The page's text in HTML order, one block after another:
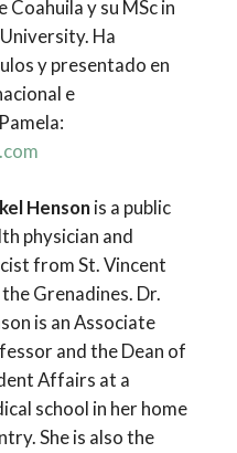
y su MSc in
Ha
y presentado en
e
Hensonis a public
physician and
from St. Vincent
Grenadines. Dr.
is an Associate
and the Dean of
Affairs at a
school in her home
She is also the